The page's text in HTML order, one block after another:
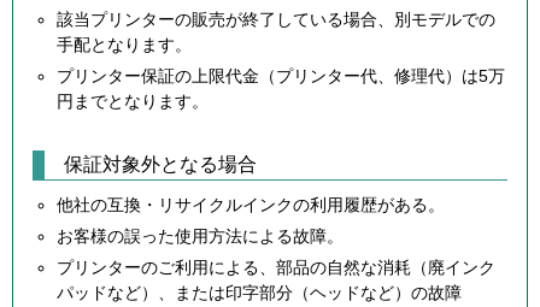
該当プリンターの販売が終了している場合、別モデルでの
手配となります。
プリンター保証の上限代金（プリンター代、修理代）は5万
円までとなります。
保証対象外となる場合
他社の互換・リサイクルインクの利用履歴がある。
お客様の誤った使用方法による故障。
プリンターのご利用による、部品の自然な消耗（廃インク
パッドなど）、または印字部分（ヘッドなど）の故障